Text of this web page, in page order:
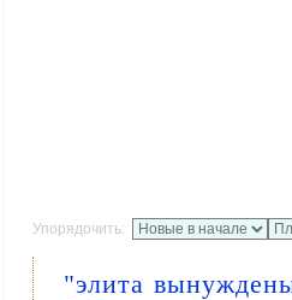
Упорядочить:
"элита